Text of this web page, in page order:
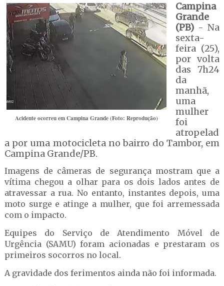
Acidente ocorreu em Campina Grande (Foto: Reprodução)
Campina
Grande
(PB)- Na
sexta-
feira (25),
por volta
das 7h24
da
manhã,
uma
mulher
foi
atropelad
a por uma motocicleta no bairro do Tambor, em
Campina Grande/PB.
Imagens de câmeras de segurança mostram que a
vítima chegou a olhar para os dois lados antes de
atravessar a rua. No entanto, instantes depois, uma
moto surge e atinge a mulher, que foi arremessada
com o impacto.
Equipes do Serviço de Atendimento Móvel de
Urgência (SAMU) foram acionadas e prestaram os
primeiros socorros no local.
A gravidade dos ferimentos ainda não foi informada.